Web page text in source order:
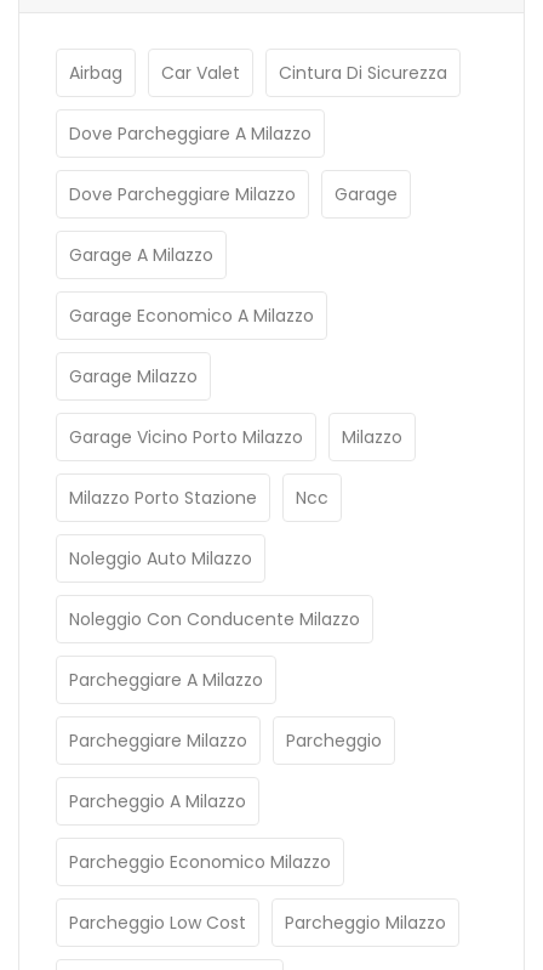
Airbag Car Valet Cintura Di Sicurezza
Dove Parcheggiare A Milazzo
Dove Parcheggiare Milazzo Garage
Garage A Milazzo
Garage Economico A Milazzo
Garage Milazzo
Garage Vicino Porto Milazzo Milazzo
Milazzo Porto Stazione Ncc
Noleggio Auto Milazzo
Noleggio Con Conducente Milazzo
Parcheggiare A Milazzo
Parcheggiare Milazzo Parcheggio
Parcheggio A Milazzo
Parcheggio Economico Milazzo
Parcheggio Low Cost Parcheggio Milazzo